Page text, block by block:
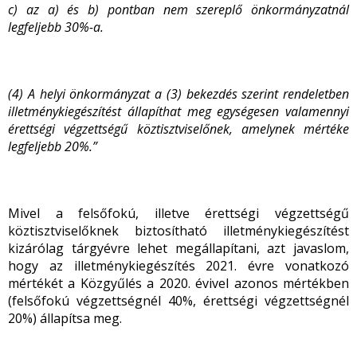
c) az a) és b) pontban nem szereplő önkormányzatnál
legfeljebb 30%-a.
(4) A helyi önkormányzat a (3) bekezdés szerint rendeletben
illetménykiegészítést állapíthat meg egységesen valamennyi
érettségi végzettségű köztisztviselőnek, amelynek mértéke
legfeljebb 20%.”
Mivel a felsőfokú, illetve érettségi végzettségű
köztisztviselőknek biztosítható illetménykiegészítést
kizárólag tárgyévre lehet megállapítani, azt javaslom,
hogy az illetménykiegészítés 2021. évre vonatkozó
mértékét a Közgyűlés a 2020. évivel azonos mértékben
(felsőfokú végzettségnél 40%, érettségi végzettségnél
20%) állapítsa meg.